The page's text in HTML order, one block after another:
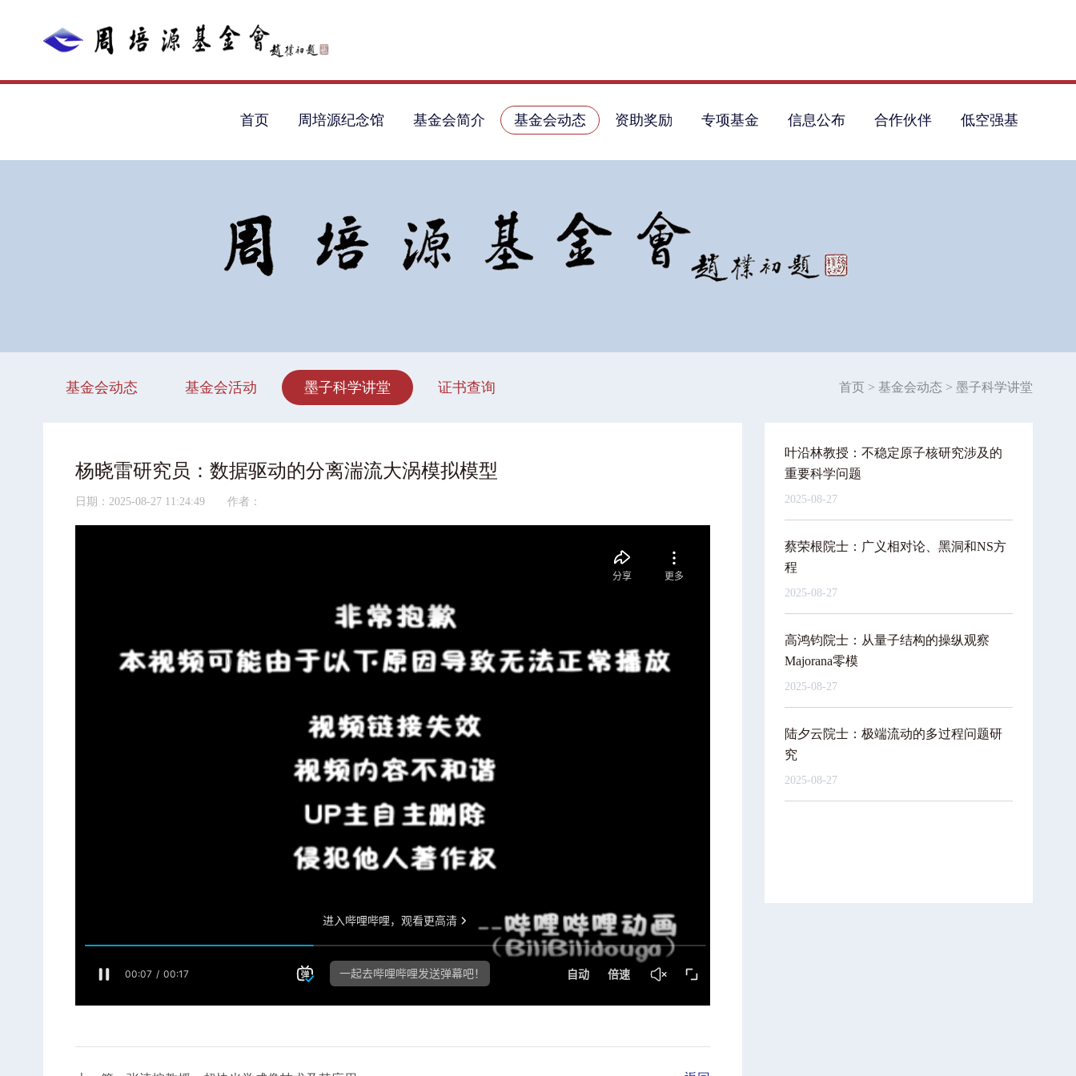
首页 周培源纪念馆 基金会简介 基金会动态 资助奖励 专项基金 信息公布 合作伙伴 低空强基
基金会动态 基金会活动 墨子科学讲堂 证书查询 首页 >基金会动态 >墨子科学讲堂
叶沿林教授：不稳定原子核研究涉及的
重要科学问题
2025-08-27
蔡荣根院士：广义相对论、黑洞和NS方
程
2025-08-27
高鸿钧院士：从量子结构的操纵观察
Majorana零模
2025-08-27
陆夕云院士：极端流动的多过程问题研
究
2025-08-27
杨晓雷研究员：数据驱动的分离湍流大涡模拟模型
日期：2025-08-27 11:24:49 作者：